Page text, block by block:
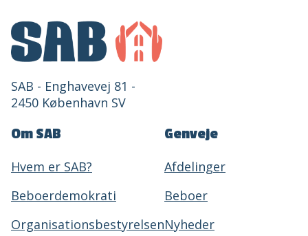
SAB - Enghavevej 81 -
2450 København SV
Om SAB
Hvem er SAB?
Beboerdemokrati
Organisationsbestyrelsen
Genveje
Afdelinger
Beboer
Nyheder